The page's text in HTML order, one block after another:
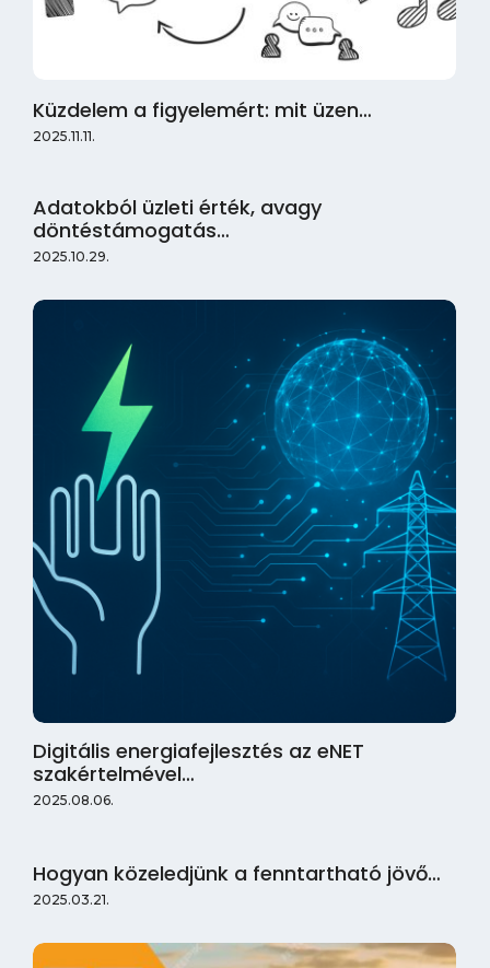
Küzdelem a figyelemért: mit üzen…
2025.11.11.
Adatokból üzleti érték, avagy
döntéstámogatás…
2025.10.29.
Digitális energiafejlesztés az eNET
szakértelmével…
2025.08.06.
Hogyan közeledjünk a fenntartható jövő…
2025.03.21.